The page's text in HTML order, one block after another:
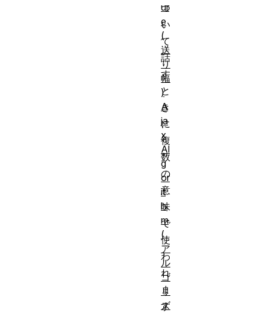
つ
い
て
話
す
と
き
に
複
数
の
意
味
で
使
わ
れ
ま
す
ur
e
(
送
り
幅
)
A
ja
x
Al
g
or
it
h
m
(
ア
ル
ゴ
リ
ズ